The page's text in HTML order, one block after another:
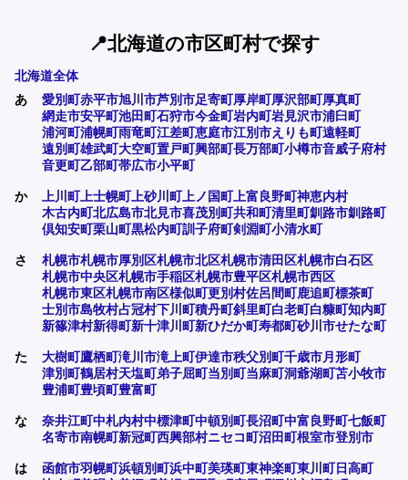
📍北海道の市区町村で探す
北海道全体
あ
愛別町赤平市旭川市芦別市足寄町厚岸町厚沢部町厚真町
網走市安平町池田町石狩市今金町岩内町岩見沢市浦臼町
浦河町浦幌町雨竜町江差町恵庭市江別市えりも町遠軽町
遠別町雄武町大空町置戸町興部町長万部町小樽市音威子府村
音更町乙部町帯広市小平町
か 上川町上士幌町上砂川町上ノ国町上富良野町神恵内村
木古内町北広島市北見市喜茂別町共和町清里町釧路市釧路町
倶知安町栗山町黒松内町訓子府町剣淵町小清水町
さ 札幌市札幌市厚別区札幌市北区札幌市清田区札幌市白石区
札幌市中央区札幌市手稲区札幌市豊平区札幌市西区
札幌市東区札幌市南区様似町更別村佐呂間町鹿追町標茶町
士別市島牧村占冠村下川町積丹町斜里町白老町白糠町知内町
新篠津村新得町新十津川町新ひだか町寿都町砂川市せたな町
た 大樹町鷹栖町滝川市滝上町伊達市秩父別町千歳市月形町
津別町鶴居村天塩町弟子屈町当別町当麻町洞爺湖町苫小牧市
豊浦町豊頃町豊富町
な 奈井江町中札内村中標津町中頓別町長沼町中富良野町七飯町
名寄市南幌町新冠町西興部村ニセコ町沼田町根室市登別市
は 函館市羽幌町浜頓別町浜中町美瑛町東神楽町東川町日高町